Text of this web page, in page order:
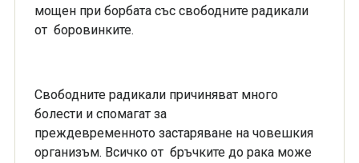
мощен при борбата със свободните радикали
от боровинките.
Свободните радикали причиняват много
болести и спомагат за
преждевременното застаряване на човешкия
организъм. Всичко от бръчките до рака може